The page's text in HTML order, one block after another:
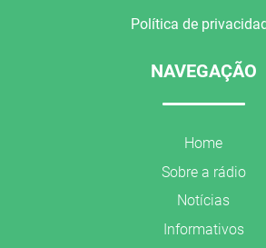
Política de
NAVEGAÇÃO
Home
Sobre a rádio
Notícias
Informativos